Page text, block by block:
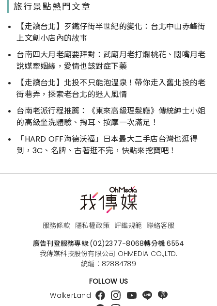
旅行景點熱門文章
【走讀台北】歹鐵仔街半世紀的變化：台北中山赤峰街
上文創小店內的故事
台南四大月老廟要拜對：武廟月老打爛桃花、闊嘴月老
說媒牽姻緣，愛情也該對症下藥
【走讀台北】北投不只能泡溫泉！帶你走入舊北投的老
街巷弄，探索老台北的迷人風情
台南老派行程推薦：《東來高級理髮廳》傳統紳士小姐
的高級坐洗體驗、掏耳、按摩一次滿足！
「HARD OFF海德沃福」日本最大二手店台灣也逛得
到，3C、名牌、古著逛不完，快點來挖寶吧！
服務條款 隱私權政策 評鑑規範 聯絡客服
廣告刊登服務專線:(02)2377-8068轉分機 6554
我傳媒科技股份有限公司 OHMEDIA CO.,LTD.
統編：82884789
FOLLOW US
WalkerLand